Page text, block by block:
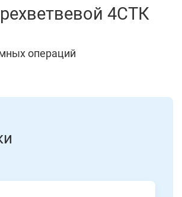
4СТК
операций